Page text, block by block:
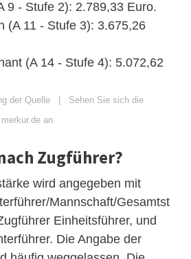
9 - Stufe 2): 2.789,33 Euro.
(A 11 - Stufe 3): 3.675,26
(A 14 - Stufe 4): 5.072,62
der Quelle | Sehen Sie sich die
an
Zugführer?
wird angegeben mit
Mannschaft/Gesamtst
Einheitsführer, und
Die Angabe der